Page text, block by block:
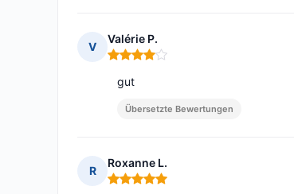
V
Valérie P.
Hinweis: 4 von 5
gut
Übersetzte Bewertungen
R
Roxanne L.
Hinweis: 5 von 5